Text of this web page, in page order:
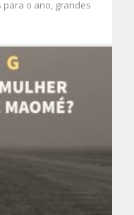
o ano, grandes